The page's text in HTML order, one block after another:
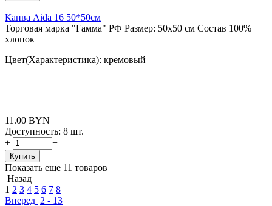
Канва Aida 16 50*50см
Торговая марка "Гамма" РФ Размер: 50x50 см Состав 100%
хлопок
Цвет(Характеристика): кремовый
11.00 BYN
Доступность: 8 шт.
+
−
Купить
Показать еще 11 товаров
Назад
1 2 3 4 5 6 7 8
Вперед 2 - 13